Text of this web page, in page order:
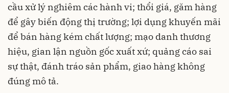
cầu xử lý nghiêm các hành vi; thổi giá, găm hàng
để gây biến động thị trường; lợi dụng khuyến mãi
để bán hàng kém chất lượng; mạo danh thương
hiệu, gian lận nguồn gốc xuất xứ; quảng cáo sai
sự thật, đánh tráo sản phẩm, giao hàng không
đúng mô tả.